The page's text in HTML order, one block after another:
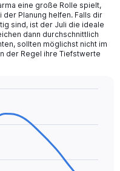
eine große Rolle spielt,
Planung helfen. Falls dir
sind, ist der Juli die ideale
dann durchschnittlich
sollten möglichst nicht im
der Regel ihre Tiefstwerte